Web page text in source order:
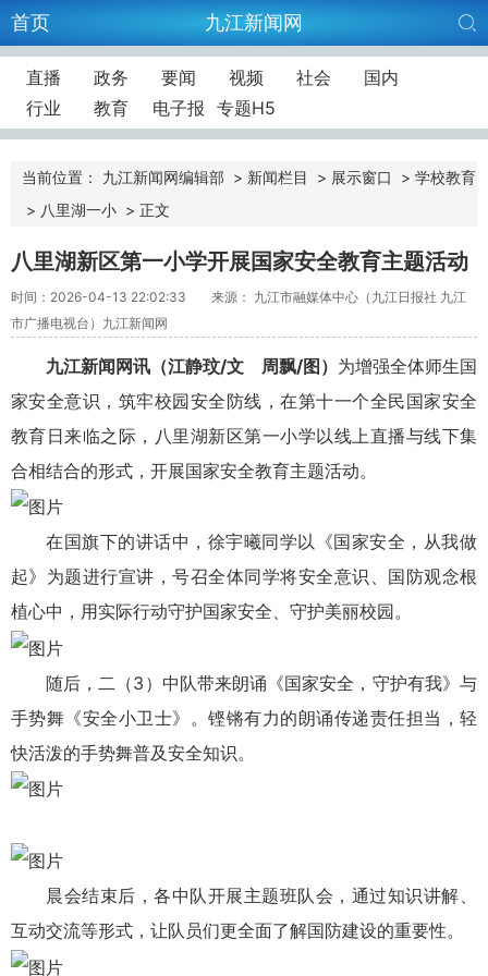
首页 九江新闻网
直播 政务 要闻 视频 社会
国内
行业
教育 电子报 专题H5
当前位置： 九江新闻网编辑部 > 新闻栏目 > 展示窗口 > 学校教育
> 八里湖一小 > 正文
八里湖新区第一小学开展国家安全教育主题活动
时间：2026-04-13 22:02:33
来源： 九江市融媒体中心（九江日报社 九江
市广播电视台）九江新闻网
九江新闻网讯（江静玟/文 周飘/图） 为增强全体师生国
家安全意识，筑牢校园安全防线，在第十一个全民国家安全
教育日来临之际，八里湖新区第一小学以线上直播与线下集
合相结合的形式，开展国家安全教育主题活动。
在国旗下的讲话中，徐宇曦同学以《国家安全，从我做
起》为题进行宣讲，号召全体同学将安全意识、国防观念根
植心中，用实际行动守护国家安全、守护美丽校园。
随后，二（3）中队带来朗诵《国家安全，守护有我》与
手势舞《安全小卫士》。铿锵有力的朗诵传递责任担当，轻
快活泼的手势舞普及安全知识。
晨会结束后，各中队开展主题班队会，通过知识讲解、
互动交流等形式，让队员们更全面了解国防建设的重要性。